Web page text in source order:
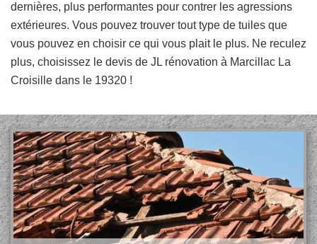
dernières, plus performantes pour contrer les agressions
extérieures. Vous pouvez trouver tout type de tuiles que
vous pouvez en choisir ce qui vous plait le plus. Ne reculez
plus, choisissez le devis de JL rénovation à Marcillac La
Croisille dans le 19320 !